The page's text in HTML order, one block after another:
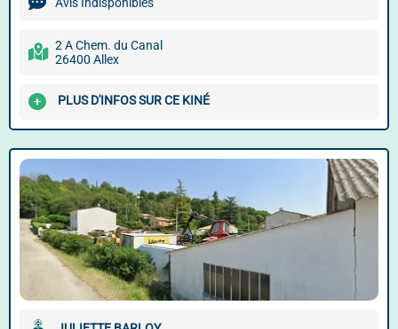
2 A Chem. du Canal
26400 Allex
PLUS D'INFOS SUR CE KINÉ